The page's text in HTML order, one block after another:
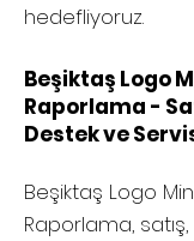
hedefliyoruz.
Beşiktaş Logo
Raporlama -
Destek ve
Beşiktaş Logo
Raporlama,